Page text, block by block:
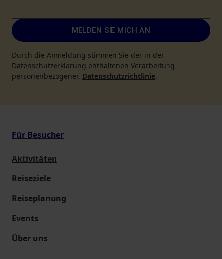
MELDEN SIE MICH AN
Durch die Anmeldung stimmen Sie der in der
Datenschutzerklärung enthaltenen Verarbeitung
personenbezogener. Datenschutzrichtlinie.
Für Besucher
Aktivitäten
Reiseziele
Reiseplanung
Events
Über uns